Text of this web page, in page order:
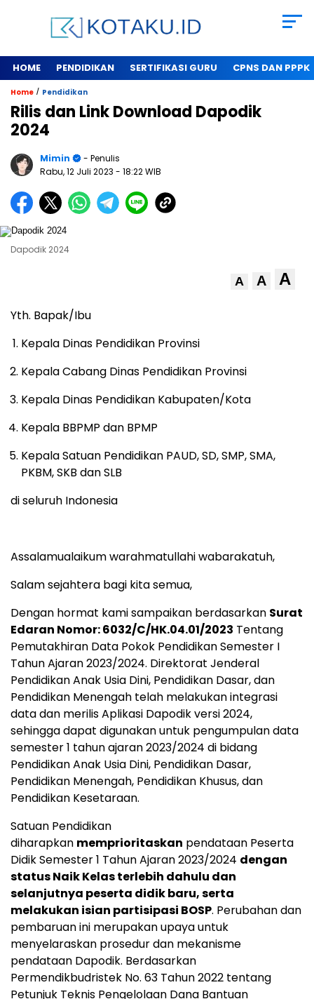
HOME PENDIDIKAN SERTIFIKASI GURU CPNS DAN PPPK
Home / Pendidikan
Rilis dan Link Download Dapodik
2024
Mimin
- Penulis
Rabu, 12 Juli 2023 - 18:22 WIB
Dapodik 2024
A A A
Yth. Bapak/Ibu
Kepala Dinas Pendidikan Provinsi
Kepala Cabang Dinas Pendidikan Provinsi
Kepala Dinas Pendidikan Kabupaten/Kota
Kepala BBPMP dan BPMP
Kepala Satuan Pendidikan PAUD, SD, SMP, SMA,
PKBM, SKB dan SLB
di seluruh Indonesia
Assalamualaikum warahmatullahi wabarakatuh,
Salam sejahtera bagi kita semua,
Dengan hormat kami sampaikan berdasarkan Surat
Edaran Nomor: 6032/C/HK.04.01/2023 Tentang
Pemutakhiran Data Pokok Pendidikan Semester I
Tahun Ajaran 2023/2024. Direktorat Jenderal
Pendidikan Anak Usia Dini, Pendidikan Dasar, dan
Pendidikan Menengah telah melakukan integrasi
data dan merilis Aplikasi Dapodik versi 2024,
sehingga dapat digunakan untuk pengumpulan data
semester 1 tahun ajaran 2023/2024 di bidang
Pendidikan Anak Usia Dini, Pendidikan Dasar,
Pendidikan Menengah, Pendidikan Khusus, dan
Pendidikan Kesetaraan.
Satuan Pendidikan
diharapkan memprioritaskan pendataan Peserta
Didik Semester 1 Tahun Ajaran 2023/2024 dengan
status Naik Kelas terlebih dahulu dan
selanjutnya peserta didik baru, serta
melakukan isian partisipasi BOSP. Perubahan dan
pembaruan ini merupakan upaya untuk
menyelaraskan prosedur dan mekanisme
pendataan Dapodik. Berdasarkan
Permendikbudristek No. 63 Tahun 2022 tentang
Petunjuk Teknis Pengelolaan Dana Bantuan